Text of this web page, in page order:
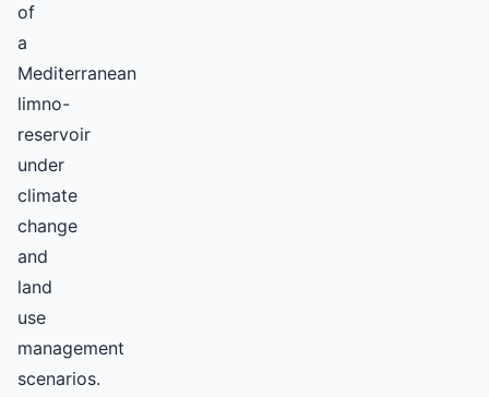
of
a
Mediterranean
limno-
reservoir
under
climate
change
and
land
use
management
scenarios.